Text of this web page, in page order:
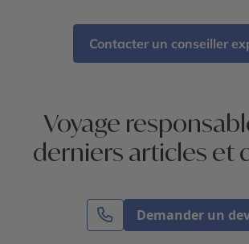
Demander un
Contacter un conseiller
Voyage
derniers articles et